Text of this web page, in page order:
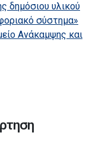
δημόσιου υλικού
σύστημα»
Ανάκαμψης και